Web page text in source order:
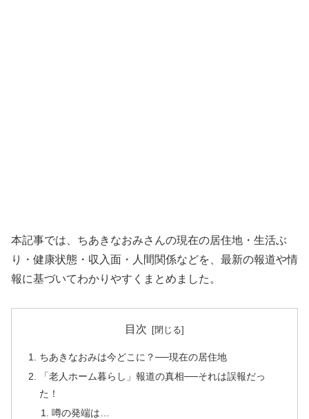
本記事では、ちあきなおみさんの現在の居住地・生活ぶ
り・健康状態・収入面・人間関係などを、最新の報道や情
報に基づいてわかりやすくまとめました。
目次
ちあきなおみは今どこに？──現在の居住地
「老人ホーム暮らし」報道の真相──それは誤報だっ
た！
噂の発端は…